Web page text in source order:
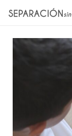
Inicio
Contacto